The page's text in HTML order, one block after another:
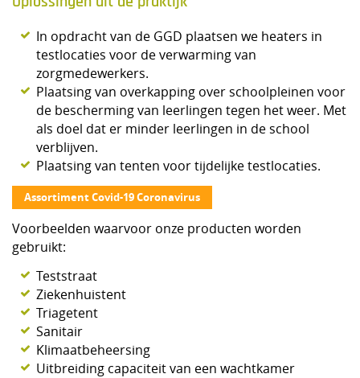
In opdracht van de GGD plaatsen we heaters in
testlocaties voor de verwarming van
zorgmedewerkers.
Plaatsing van overkapping over schoolpleinen voor
de bescherming van leerlingen tegen het weer. Met
als doel dat er minder leerlingen in de school
verblijven.
Plaatsing van tenten voor tijdelijke testlocaties.
Assortiment Covid-19 Coronavirus
Voorbeelden waarvoor onze producten worden
gebruikt:
Teststraat
Ziekenhuistent
Triagetent
Sanitair
Klimaatbeheersing
Uitbreiding capaciteit van een wachtkamer